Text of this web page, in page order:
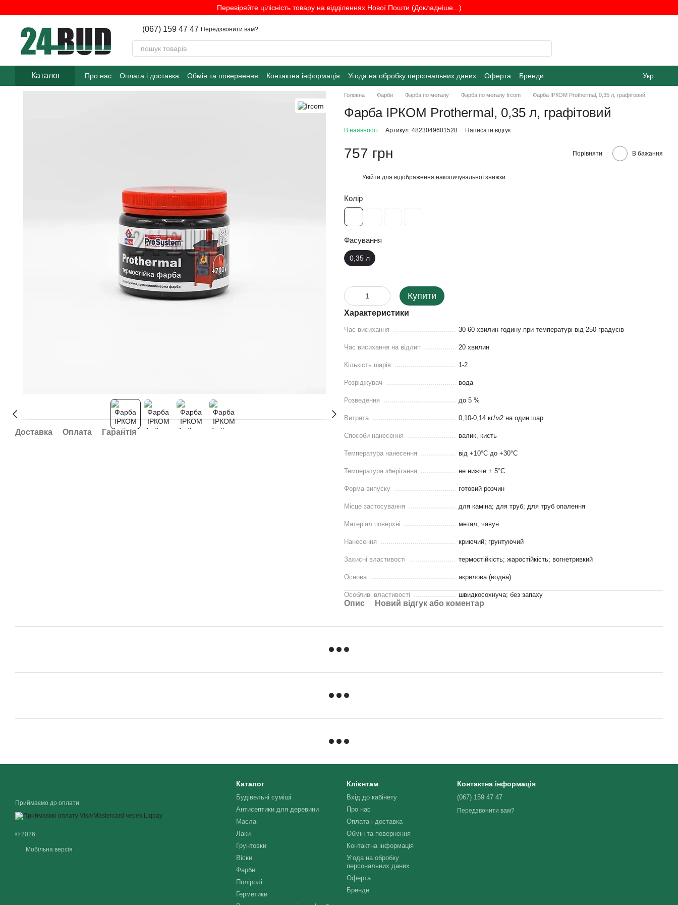
Перевіряйте цілісність товару на відділеннях Нової Пошти (Докладніше...)
(067) 159 47 47 Передзвонити вам?
Каталог Про нас Оплата і доставка Обмін та повернення Контактна інформація Угода на обробку персональних даних Оферта Бренди Укр
Доставка Оплата Гарантія
Головна Фарби Фарба по металу Фарба по металу Ircom Фарба ІРКОМ Prothermal, 0,35 л, графітовий
Фарба ІРКОМ Prothermal, 0,35 л, графітовий
В наявності Артикул: 4823049601528 Написати відгук
757 грн Порівняти В бажання
Увійти для відображення накопичувальної знижки
Колір
Фасування
0,35 л
Купити
Характеристики
Час висихання 30-60 хвилин годину при температурі від 250 градусів
Час висихання на відлип 20 хвилин
Кількість шарів 1-2
Розріджувач вода
Розведення до 5 %
Витрата 0,10-0,14 кг/м2 на один шар
Способи нанесення валик, кисть
Температура нанесення від +10°С до +30°С
Температура зберігання не нижче + 5°С
Форма випуску готовий розчин
Місце застосування для каміна; для труб; для труб опалення
Матеріал поверхні метал; чавун
Нанесення криючий; грунтуючий
Захисні властивості термостійкість; жаростійкість; вогнетривкий
Основа акрилова (водна)
Особливі властивості швидкосохнуча; без запаху
Опис Новий відгук або коментар
Приймаємо до оплати
© 2026
Мобільна версія
Каталог
Будівельні суміші
Антисептики для деревини
Масла
Лаки
Ґрунтовки
Віски
Фарби
Поліролі
Герметики
Клієнтам
Вхід до кабінету
Про нас
Оплата і доставка
Обмін та повернення
Контактна інформація
Угода на обробку
персональних даних
Оферта
Бренди
Контактна інформація
(067) 159 47 47
Передзвонити вам?